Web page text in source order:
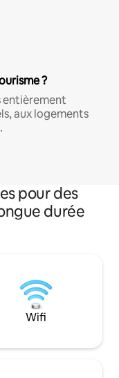
?
entièrement
aux logements
pour des
durée
Wifi